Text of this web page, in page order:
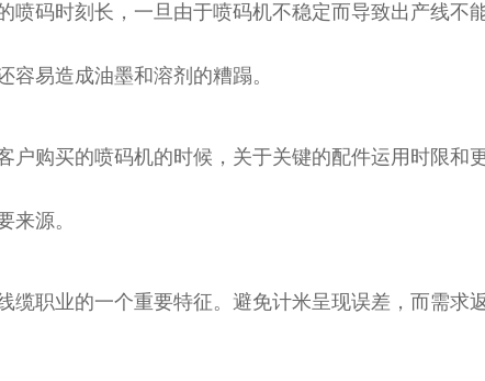
码时刻长，一旦由于喷码机不稳定而导致出产线不
易造成油墨和溶剂的糟蹋。
购买的喷码机的时候，关于关键的配件运用时限和
来源。
职业的一个重要特征。避免计米呈现误差，而需求